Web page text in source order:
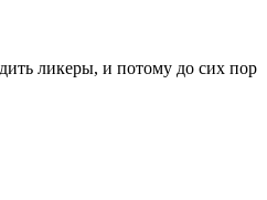
ликеры, и потому до сих пор